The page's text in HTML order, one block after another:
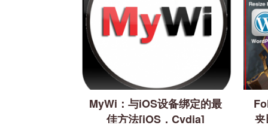
MyWi：与iOS设备绑定的最
佳方法[iOS，Cydia]